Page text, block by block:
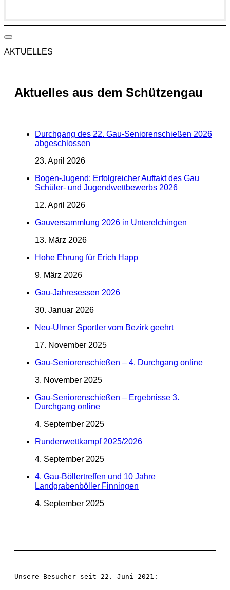
AKTUELLES
Aktuelles aus dem Schützengau
Durchgang des 22. Gau-Seniorenschießen 2026
abgeschlossen
23. April 2026
Bogen-Jugend: Erfolgreicher Auftakt des Gau
Schüler- und Jugendwettbewerbs 2026
12. April 2026
Gauversammlung 2026 in Unterelchingen
13. März 2026
Hohe Ehrung für Erich Happ
9. März 2026
Gau-Jahresessen 2026
30. Januar 2026
Neu-Ulmer Sportler vom Bezirk geehrt
17. November 2025
Gau-Seniorenschießen – 4. Durchgang online
3. November 2025
Gau-Seniorenschießen – Ergebnisse 3.
Durchgang online
4. September 2025
Rundenwettkampf 2025/2026
4. September 2025
4. Gau-Böllertreffen und 10 Jahre
Landgrabenböller Finningen
4. September 2025
Unsere Besucher seit 22. Juni 2021: